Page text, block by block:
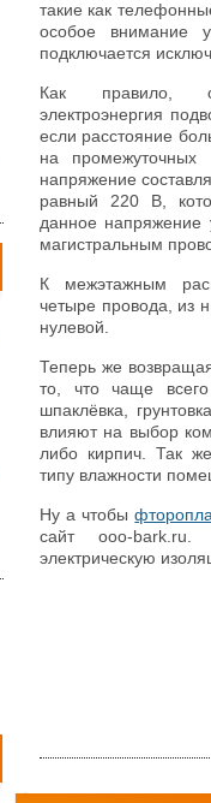
такие как
особое внимание
подключается
Как правило,
электроэнергия
если расстояние
на
напряжение
равный 220 В,
данное напряжение
магистральным
К межэтажным
четыре провода, из
нулевой.
Теперь же
то, что чаще всего
шпаклёвка,
влияют на выбор
либо кирпич. Так
типу влажности
Ну а чтобы
сайт ooo-
электрическую